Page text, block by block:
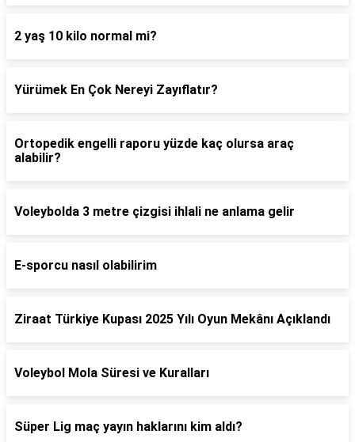
2 yaş 10 kilo normal mi?
Yürümek En Çok Nereyi Zayıflatır?
Ortopedik engelli raporu yüzde kaç olursa araç
alabilir?
Voleybolda 3 metre çizgisi ihlali ne anlama gelir
E-sporcu nasıl olabilirim
Ziraat Türkiye Kupası 2025 Yılı Oyun Mekânı Açıklandı
Voleybol Mola Süresi ve Kuralları
Süper Lig maç yayın haklarını kim aldı?